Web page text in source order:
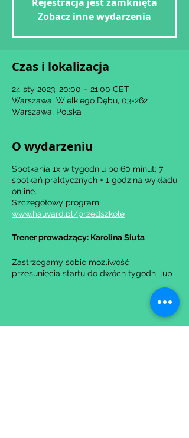
Zobacz inne wydarzenia
Czas i lokalizacja
24 sty 2023, 20:00 – 21:00 CET
Warszawa, Wielkiego Dębu, 03-262
Warszawa, Polska
O wydarzeniu
Spotkania 1x w tygodniu po 60 minut: 7
spotkań praktycznych + 1 godzina wykładu
online.
Szczegółowy program:
www.hauvard.pl/przedszkole
Trener prowadzący: Karolina Siuta
Zastrzegamy sobie możliwość
przesunięcia startu do dwóch tygodni lub